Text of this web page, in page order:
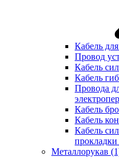
Кабель
Провод
Кабель
Кабель
Провода
Кабель
Кабель
Кабель
прокладки
Металлорукав